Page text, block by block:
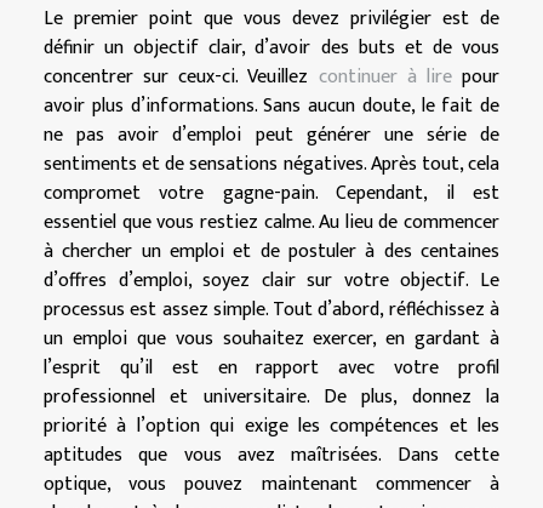
Le premier point que vous devez privilégier est de
définir un objectif clair, d’avoir des buts et de vous
concentrer sur ceux-ci. Veuillez continuer à lirepour
avoir plus d’informations. Sans aucun doute, le fait de
ne pas avoir d’emploi peut générer une série de
sentiments et de sensations négatives. Après tout, cela
compromet votre gagne-pain. Cependant, il est
essentiel que vous restiez calme. Au lieu de commencer
à chercher un emploi et de postuler à des centaines
d’offres d’emploi, soyez clair sur votre objectif. Le
processus est assez simple. Tout d’abord, réfléchissez à
un emploi que vous souhaitez exercer, en gardant à
l’esprit qu’il est en rapport avec votre profil
professionnel et universitaire. De plus, donnez la
priorité à l’option qui exige les compétences et les
aptitudes que vous avez maîtrisées. Dans cette
optique, vous pouvez maintenant commencer à